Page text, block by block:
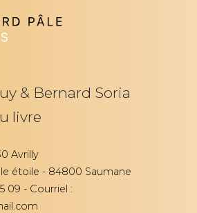
& Bernard Soria
livre
Avrilly
étoile - 84800 Saumane
09 - Courriel :